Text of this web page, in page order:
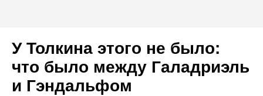
У Толкина этого не было:
что было между Галадриэль
и Гэндальфом